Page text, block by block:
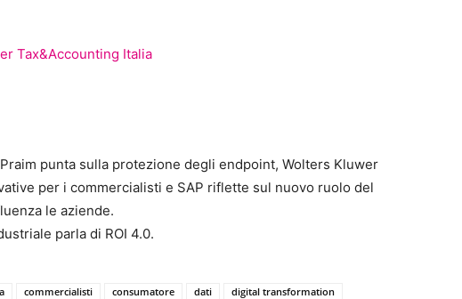
Tax&Accounting Italia
punta sulla protezione degli endpoint, Wolters Kluwer
per i commercialisti e SAP riflette sul nuovo ruolo del
le aziende.
parla di ROI 4.0.
commercialisti consumatore dati
digital transformation